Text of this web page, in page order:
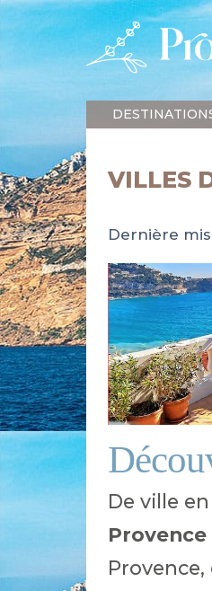
VILLES
Dernière
De ville
Provence